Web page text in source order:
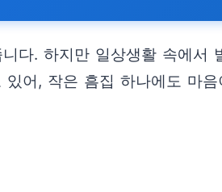
다. 하지만 일상생활 속에서
어, 작은 흠집 하나에도 마